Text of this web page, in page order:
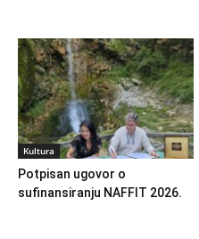
Kultura
Potpisan ugovor o
sufinansiranju NAFFIT 2026.